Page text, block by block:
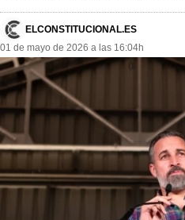
MásQueSucesos
MásQueMercados
JuicioExprés
INVESTIGACIÓN
INTERNACIONAL
OPINIÓN
ELCONSTITUCIONAL.ES
01 de mayo de 2026 a las 16:04h